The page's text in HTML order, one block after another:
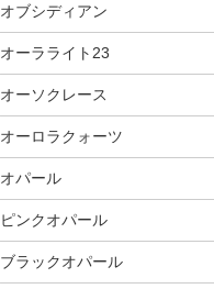
オブシディアン
オーラライト23
オーソクレース
オーロラクォーツ
オパール
ピンクオパール
ブラックオパール